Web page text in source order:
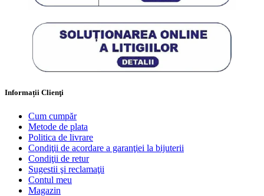
Informații Clienţi
Cum cumpăr
Metode de plata
Politica de livrare
Condiţii de acordare a garanţiei la bijuterii
Condiţii de retur
Sugestii şi reclamaţii
Contul meu
Magazin